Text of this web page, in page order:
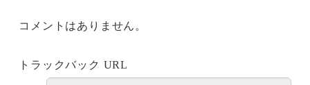
コメントはありません。
トラックバック URL